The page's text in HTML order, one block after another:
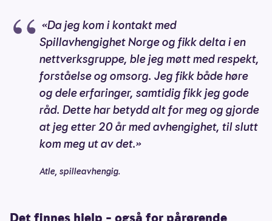
«Da jeg kom i kontakt med
Spillavhengighet Norge og fikk delta i en
nettverksgruppe, ble jeg møtt med respekt,
forståelse og omsorg. Jeg fikk både høre
og dele erfaringer, samtidig fikk jeg gode
råd. Dette har betydd alt for meg og gjorde
at jeg etter 20 år med avhengighet, til slutt
kom meg ut av det.»
Atle, spilleavhengig.